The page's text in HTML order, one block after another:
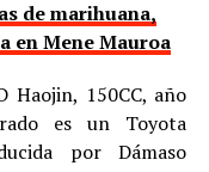
de marihuana,
en Mene Mauroa
150CC, año
es un Toyota
por Dámaso